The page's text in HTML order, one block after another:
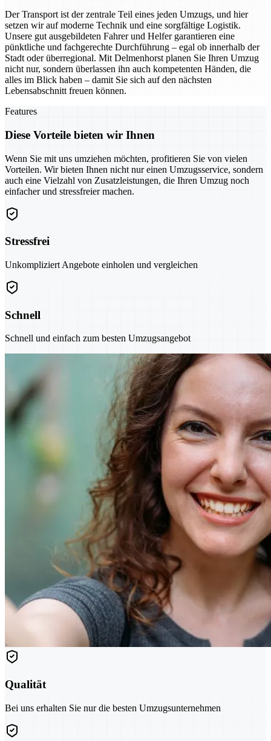
Der Transport ist der zentrale Teil eines jeden Umzugs, und hier
setzen wir auf moderne Technik und eine sorgfältige Logistik.
Unsere gut ausgebildeten Fahrer und Helfer garantieren eine
pünktliche und fachgerechte Durchführung – egal ob innerhalb der
Stadt oder überregional. Mit Delmenhorst planen Sie Ihren Umzug
nicht nur, sondern überlassen ihn auch kompetenten Händen, die
alles im Blick haben – damit Sie sich auf den nächsten
Lebensabschnitt freuen können.
Features
Diese Vorteile bieten wir Ihnen
Wenn Sie mit uns umziehen möchten, profitieren Sie von vielen
Vorteilen. Wir bieten Ihnen nicht nur einen Umzugsservice, sondern
auch eine Vielzahl von Zusatzleistungen, die Ihren Umzug noch
einfacher und stressfreier machen.
Stressfrei
Unkompliziert Angebote einholen und vergleichen
Schnell
Schnell und einfach zum besten Umzugsangebot
Qualität
Bei uns erhalten Sie nur die besten Umzugsunternehmen